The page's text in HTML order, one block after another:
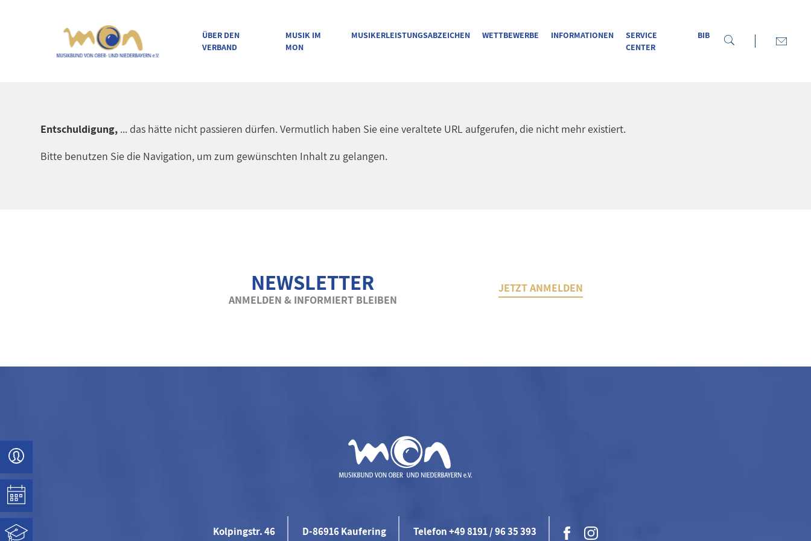
ÜBER DEN
VERBAND
MUSIK IM
MON
MUSIKERLEISTUNGSABZEICHEN WETTBEWERBE INFORMATIONEN
SERVICE
CENTER
BIB
Entschuldigung, ... das hätte nicht passieren dürfen. Vermutlich haben Sie eine veraltete URL aufgerufen, die nicht mehr existiert.
Bitte benutzen Sie die Navigation, um zum gewünschten Inhalt zu gelangen.
NEWSLETTER
ANMELDEN & INFORMIERT BLEIBEN
JETZT ANMELDEN
Kolpingstr. 46 D-86916 Kaufering Telefon +49 8191 / 96 35 393